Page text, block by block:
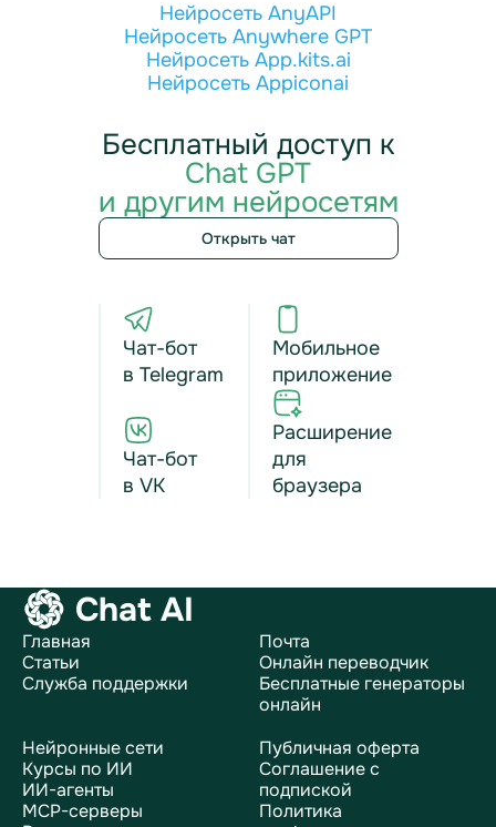
Нейросеть AnyAPI
Нейросеть Anywhere GPT
Нейросеть App.kits.ai
Нейросеть Appiconai
Бесплатный доступ к
Chat GPT
и другим нейросетям
Открыть чат
Чат-бот
в Telegram
Чат-бот
в VK
Мобильное
приложение
Расширение
для
браузера
Chat AI
Главная
Статьи
Служба поддержки
Почта
Онлайн переводчик
Бесплатные генераторы
онлайн
Нейронные сети
Курсы по ИИ
ИИ-агенты
MCP-серверы
Публичная оферта
Соглашение с
подпиской
Политика